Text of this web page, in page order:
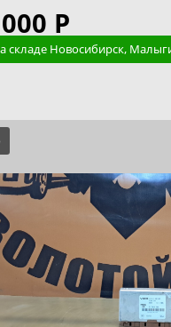
Р
складе Новосибирск,